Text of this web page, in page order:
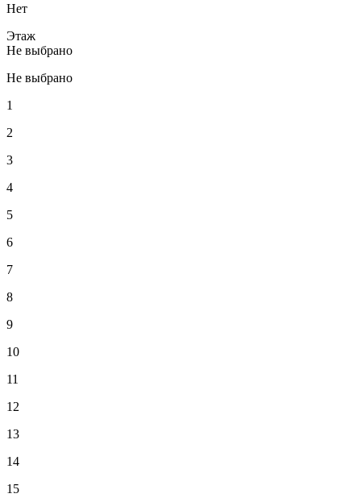
Нет
Этаж
Не выбрано
Не выбрано
1
2
3
4
5
6
7
8
9
10
11
12
13
14
15